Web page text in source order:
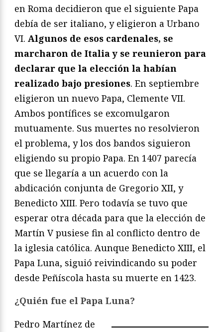
en Roma decidieron que el siguiente Papa
debía de ser italiano, y eligieron a Urbano
VI. Algunos de esos cardenales, se
marcharon de Italia y se reunieron para
declarar que la elección la habían
realizado bajo presiones. En septiembre
eligieron un nuevo Papa, Clemente VII.
Ambos pontífices se excomulgaron
mutuamente. Sus muertes no resolvieron
el problema, y los dos bandos siguieron
eligiendo su propio Papa. En 1407 parecía
que se llegaría a un acuerdo con la
abdicación conjunta de Gregorio XII, y
Benedicto XIII. Pero todavía se tuvo que
esperar otra década para que la elección de
Martín V pusiese fin al conflicto dentro de
la iglesia católica. Aunque Benedicto XIII, el
Papa Luna, siguió reivindicando su poder
desde Peñíscola hasta su muerte en 1423.
¿Quién fue el Papa Luna?
Pedro Martínez de